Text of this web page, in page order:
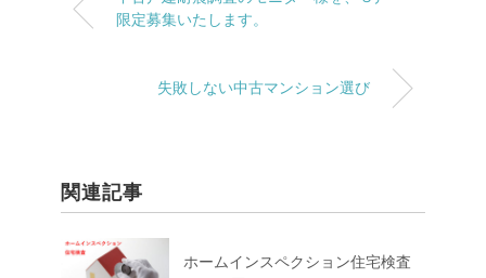
限定募集いたします。
失敗しない中古マンション選び
関連記事
ホームインスペクション住宅検査